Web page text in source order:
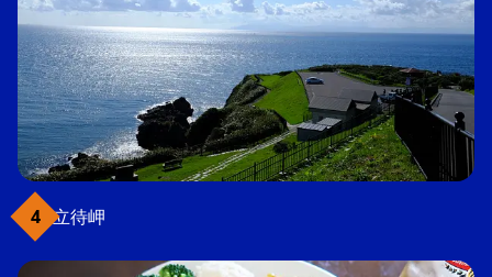
立待岬